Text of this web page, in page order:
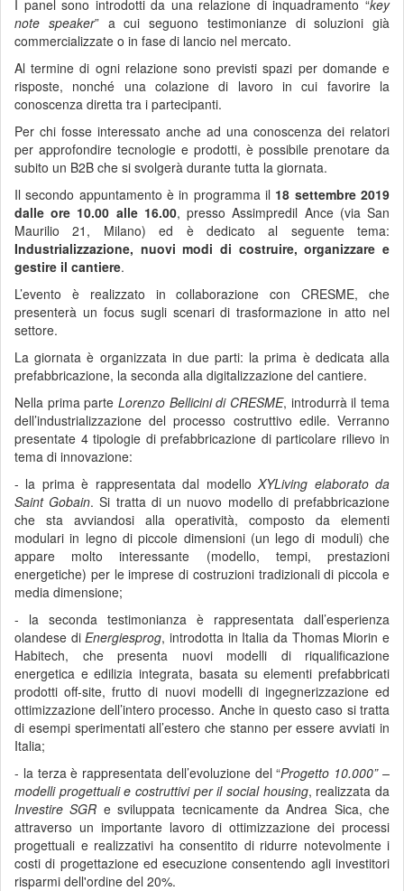
I panel sono introdotti da una relazione di inquadramento “key
note speaker” a cui seguono testimonianze di soluzioni già
commercializzate o in fase di lancio nel mercato.
Al termine di ogni relazione sono previsti spazi per domande e
risposte, nonché una colazione di lavoro in cui favorire la
conoscenza diretta tra i partecipanti.
Per chi fosse interessato anche ad una conoscenza dei relatori
per approfondire tecnologie e prodotti, è possibile prenotare da
subito un B2B che si svolgerà durante tutta la giornata.
Il secondo appuntamento è in programma il 18 settembre 2019
dalle ore 10.00 alle 16.00, presso Assimpredil Ance (via San
Maurilio 21, Milano) ed è dedicato al seguente tema:
Industrializzazione, nuovi modi di costruire, organizzare e
gestire il cantiere.
L’evento è realizzato in collaborazione con CRESME, che
presenterà un focus sugli scenari di trasformazione in atto nel
settore.
La giornata è organizzata in due parti: la prima è dedicata alla
prefabbricazione, la seconda alla digitalizzazione del cantiere.
Nella prima parte Lorenzo Bellicini di CRESME, introdurrà il tema
dell’industrializzazione del processo costruttivo edile. Verranno
presentate 4 tipologie di prefabbricazione di particolare rilievo in
tema di innovazione:
- la prima è rappresentata dal modelloXYLiving elaborato da
Saint Gobain. Si tratta di un nuovo modello di prefabbricazione
che sta avviandosi alla operatività, composto da elementi
modulari in legno di piccole dimensioni (un lego di moduli) che
appare molto interessante (modello, tempi, prestazioni
energetiche) per le imprese di costruzioni tradizionali di piccola e
media dimensione;
- la seconda testimonianza è rappresentata dall’esperienza
olandese diEnergiesprog, introdotta in Italia da Thomas Miorin e
Habitech, che presenta nuovi modelli di riqualificazione
energetica e edilizia integrata, basata su elementi prefabbricati
prodotti off-site, frutto di nuovi modelli di ingegnerizzazione ed
ottimizzazione dell’intero processo. Anche in questo caso si tratta
di esempi sperimentati all’estero che stanno per essere avviati in
Italia;
- la terza è rappresentata dell’evoluzione del “Progetto 10.000” –
modelli progettuali e costruttivi per il social housing, realizzata da
Investire SGR e sviluppata tecnicamente da Andrea Sica, che
attraverso un importante lavoro di ottimizzazione dei processi
progettuali e realizzativi ha consentito di ridurre notevolmente i
costi di progettazione ed esecuzione consentendo agli investitori
risparmi dell'ordine del 20%.